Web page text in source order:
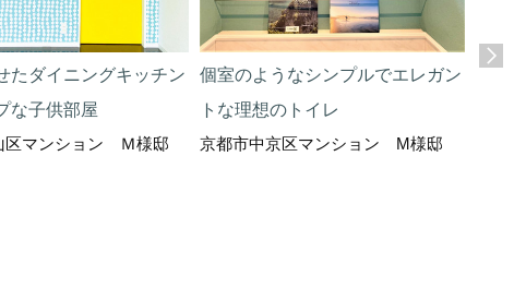
たダイニングキッチン
な子供部屋
区マンション Ｍ様邸
個室のようなシンプルでエレガン
トな理想のトイレ
京都市中京区マンション M様邸